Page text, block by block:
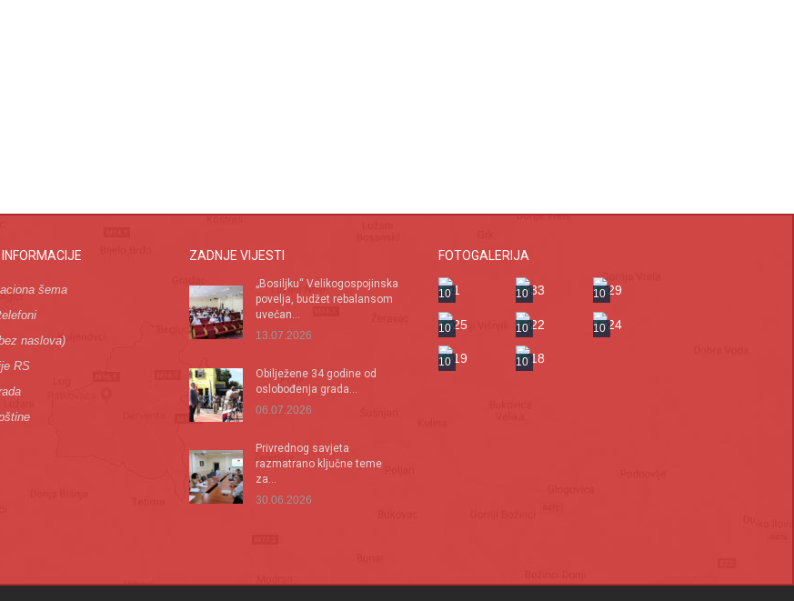
šema
naslova)
RS
ZADNJE VIJESTI
„Bosiljku“ Velikogospojinska
povelja, budžet rebalansom
uvećan...
13.07.2026
Оbilježene 34 godine od
oslobođenja grada...
06.07.2026
Privrednog savjeta
razmatrano ključne teme
za...
30.06.2026
FOTOGALERIJA
10 10 10
10 10 10
10 10